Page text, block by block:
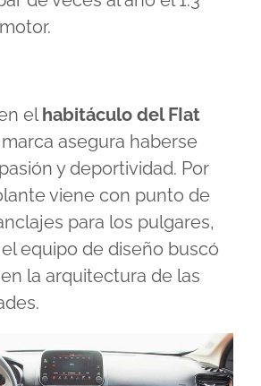
el habitáculo del FIat
asegura haberse
y deportividad. Por
viene con punto de
para los pulgares,
equipo de diseño buscó
la arquitectura de las